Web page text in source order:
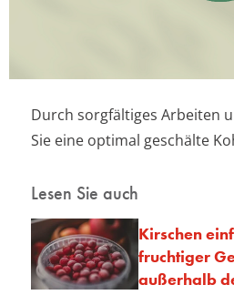
Durch sorgfältiges Arbeiten
Sie eine optimal geschälte
Lesen Sie auch
Kirschen
fruchtiger
außerhalb